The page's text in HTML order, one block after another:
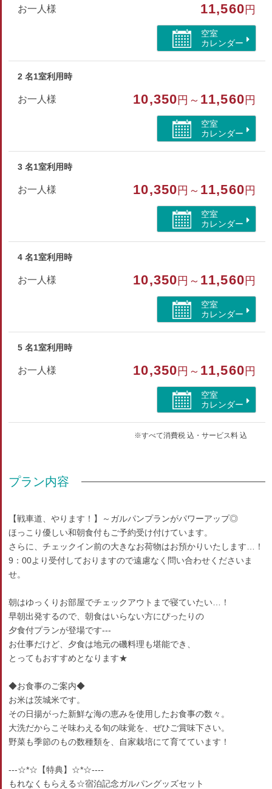
※お布団はセルフサービスとなっております※
部屋種別
和室
部屋特徴
お一人様 11,560 円
空室
カレンダー
2 名1室利用時
お一人様 10,350 円～ 11,560 円
空室
カレンダー
3 名1室利用時
お一人様 10,350 円～ 11,560 円
空室
カレンダー
4 名1室利用時
お一人様 10,350 円～ 11,560 円
空室
カレンダー
5 名1室利用時
お一人様 10,350 円～ 11,560 円
空室
カレンダー
※すべて消費税 込・サービス料 込
プラン内容
【戦車道、やります！】～ガルパンプランがパワーアップ◎
ほっこり優しい和朝食付もご予約受け付けています。
さらに、チェックイン前の大きなお荷物はお預かりいたします…！
9：00より受付しておりますので遠慮なく問い合わせくださいま
せ。
朝はゆっくりお部屋でチェックアウトまで寝ていたい…！
早朝出発するので、朝食はいらない方にぴったりの
夕食付プランが登場です---
お仕事だけど、夕食は地元の磯料理も堪能でき、
とってもおすすめとなります★
◆お食事のご案内◆
お米は茨城米です。
その日揚がった新鮮な海の恵みを使用したお食事の数々。
大洗だからこそ味わえる旬の味覚を、ぜひご賞味下さい。
野菜も季節のもの数種類を、自家栽培にて育てています！
---☆*☆【特典】☆*☆----
もれなくもらえる☆宿泊記念ガルパングッズセット